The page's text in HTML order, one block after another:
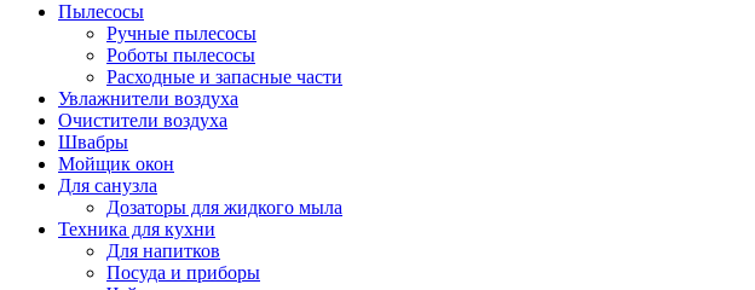
Пылесосы
Ручные пылесосы
Роботы пылесосы
Расходные и запасные части
Увлажнители воздуха
Очистители воздуха
Швабры
Мойщик окон
Для санузла
Дозаторы для жидкого мыла
Техника для кухни
Для напитков
Посуда и приборы